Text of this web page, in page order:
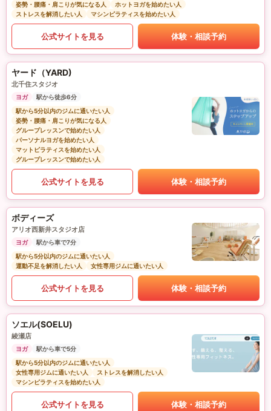
姿勢・腰痛・肩こりが気になる人
ホットヨガを始めたい人
ストレスを解消したい人
マシンピラティスを始めたい人
公式サイトを見る 体験・相談予約
ヤード（YARD)
北千住スタジオ
ヨガ
駅から徒歩6分
駅から5分以内のジムに通いたい人
姿勢・腰痛・肩こりが気になる人
グループレッスンで始めたい人
パーソナルヨガを始めたい人
マットピラティスを始めたい人
グループレッスンで始めたい人
公式サイトを見る 体験・相談予約
ボディーズ
アリオ西新井スタジオ店
ヨガ
駅から車で7分
駅から5分以内のジムに通いたい人
運動不足を解消したい人
女性専用ジムに通いたい人
公式サイトを見る 体験・相談予約
ソエル(SOELU)
綾瀬店
ヨガ
駅から車で5分
駅から5分以内のジムに通いたい人
女性専用ジムに通いたい人
ストレスを解消したい人
マシンピラティスを始めたい人
公式サイトを見る 体験・相談予約